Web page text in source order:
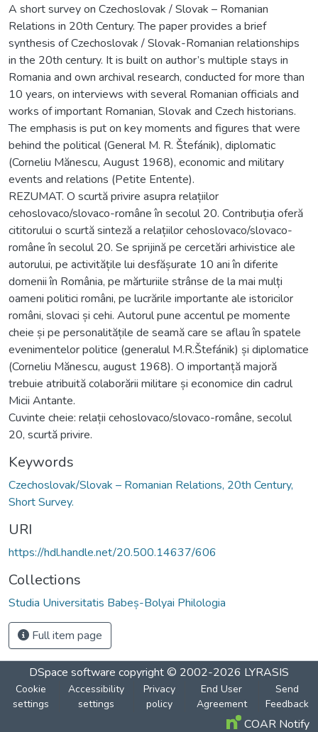
A short survey on Czechoslovak / Slovak – Romanian
Relations in 20th Century. The paper provides a brief
synthesis of Czechoslovak / Slovak-Romanian relationships
in the 20th century. It is built on author’s multiple stays in
Romania and own archival research, conducted for more than
10 years, on interviews with several Romanian officials and
works of important Romanian, Slovak and Czech historians.
The emphasis is put on key moments and figures that were
behind the political (General M. R. Štefánik), diplomatic
(Corneliu Mănescu, August 1968), economic and military
events and relations (Petite Entente).
REZUMAT. O scurtă privire asupra relațiilor
cehoslovaco/slovaco-române în secolul 20. Contribuția oferă
cititorului o scurtă sinteză a relațiilor cehoslovaco/slovaco-
române în secolul 20. Se sprijină pe cercetări arhivistice ale
autorului, pe activitățile lui desfășurate 10 ani în diferite
domenii în România, pe mărturiile strânse de la mai mulți
oameni politici români, pe lucrările importante ale istoricilor
români, slovaci și cehi. Autorul pune accentul pe momente
cheie și pe personalitățile de seamă care se aflau în spatele
evenimentelor politice (generalul M.R.Štefánik) și diplomatice
(Corneliu Mănescu, august 1968). O importanță majoră
trebuie atribuită colaborării militare și economice din cadrul
Micii Antante.
Cuvinte cheie: relații cehoslovaco/slovaco-române, secolul
20, scurtă privire.
Keywords
Czechoslovak/Slovak – Romanian Relations, 20th Century,
Short Survey.
URI
https://hdl.handle.net/20.500.14637/606
Collections
Studia Universitatis Babeș-Bolyai Philologia
Full item page
DSpace software copyright © 2002-2026 LYRASIS
Cookie
settings
Accessibility
settings
Privacy
policy
End User
Agreement
Send
Feedback
COAR Notify